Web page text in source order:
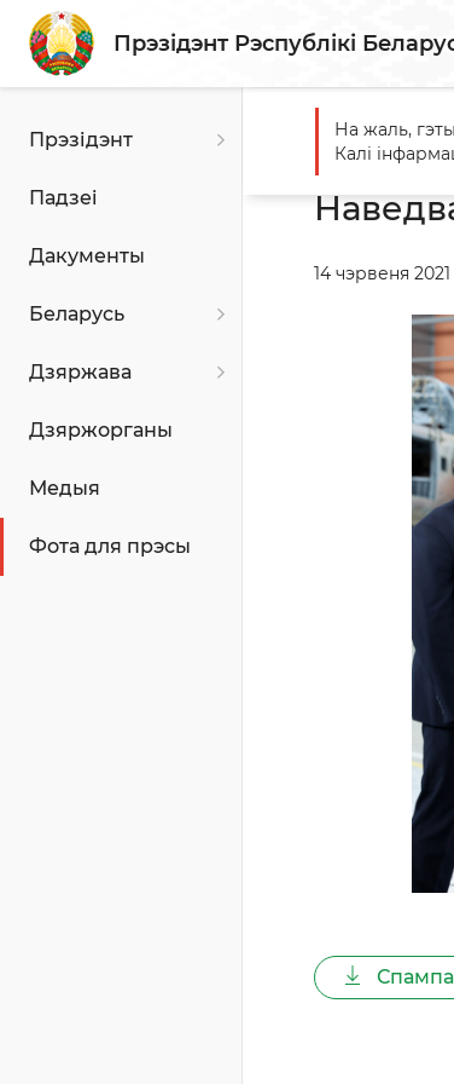
Прэзідэнт Рэспублікі
Прэзідэнт
Падзеі
Дакументы
Беларусь
Дзяржава
Дзяржорганы
Медыя
Фота для прэсы
Галоўная
14 чэрвеня 2021
На жаль,
Калі